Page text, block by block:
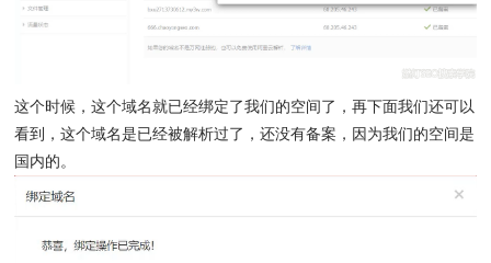
这个时候，这个域名就已经绑定了我们的空间了，再下面我们还可以
看到，这个域名是已经被解析过了，还没有备案，因为我们的空间是
国内的。